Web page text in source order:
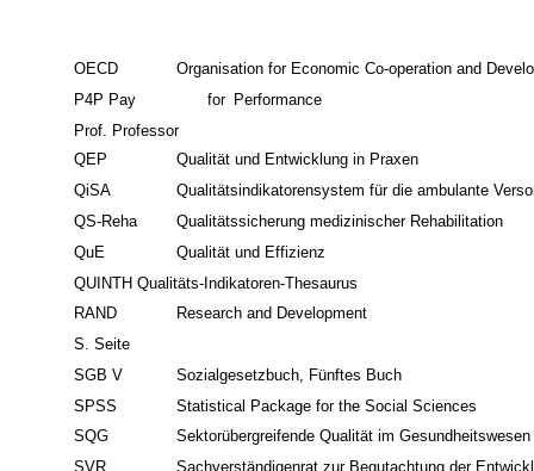
OECD
Organisation for Economic Co-operation and
P4P Pay
for Performance
Prof. Professor
QEP
Qualität und Entwicklung in Praxen
QiSA
Qualitätsindikatorensystem für die ambulante
QS-Reha
Qualitätssicherung medizinischer Rehabilitation
QuE
Qualität und Effizienz
QUINTH Qualitäts-Indikatoren-Thesaurus
RAND
Research and Development
S. Seite
SGB V
Sozialgesetzbuch, Fünftes Buch
SPSS
Statistical Package for the Social Sciences
SQG
Sektorübergreifende Qualität im Gesundheitswesen
SVR
Sachverständigenrat zur Begutachtung der